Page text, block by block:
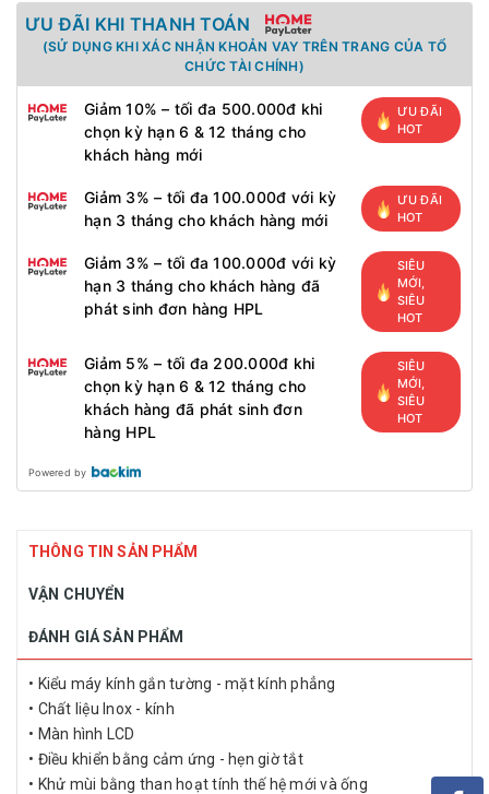
ƯU ĐÃI KHI THANH TOÁN
(SỬ DỤNG KHI XÁC NHẬN KHOẢN VAY TRÊN TRANG CỦA TỔ
CHỨC TÀI CHÍNH)
Giảm 10% – tối đa 500.000đ khi
chọn kỳ hạn 6 & 12 tháng cho
khách hàng mới
ƯU ĐÃI
HOT
Giảm 3% – tối đa 100.000đ với kỳ
hạn 3 tháng cho khách hàng mới
ƯU ĐÃI
HOT
Giảm 3% – tối đa 100.000đ với kỳ
hạn 3 tháng cho khách hàng đã
phát sinh đơn hàng HPL
SIÊU
MỚI,
SIÊU
HOT
Giảm 5% – tối đa 200.000đ khi
chọn kỳ hạn 6 & 12 tháng cho
khách hàng đã phát sinh đơn
hàng HPL
SIÊU
MỚI,
SIÊU
HOT
Powered by
THÔNG TIN SẢN PHẨM
VẬN CHUYỂN
ĐÁNH GIÁ SẢN PHẨM
• Kiểu máy kính gắn tường - mặt kính phẳng
• Chất liệu Inox - kính
• Màn hình LCD
• Điều khiển bằng cảm ứng - hẹn giờ tắt
• Khử mùi bằng than hoạt tính thế hệ mới và ống